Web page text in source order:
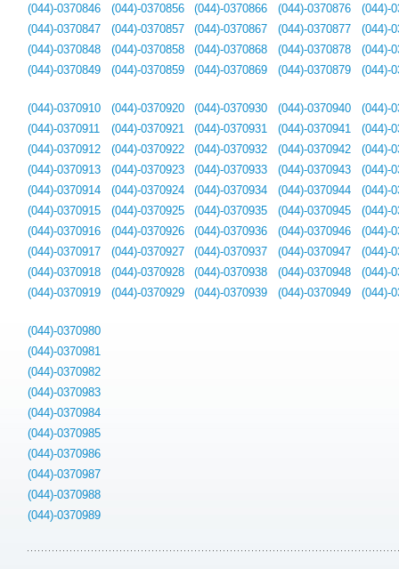
(044)-0370846
(044)-0370847
(044)-0370848
(044)-0370849
(044)-0370856
(044)-0370857
(044)-0370858
(044)-0370859
(044)-0370866
(044)-0370867
(044)-0370868
(044)-0370869
(044)-0370876
(044)-0370877
(044)-0370878
(044)-0370879
(044)-
(044)-
(044)-
(044)-
(044)-0370910
(044)-0370911
(044)-0370912
(044)-0370913
(044)-0370914
(044)-0370915
(044)-0370916
(044)-0370917
(044)-0370918
(044)-0370919
(044)-0370920
(044)-0370921
(044)-0370922
(044)-0370923
(044)-0370924
(044)-0370925
(044)-0370926
(044)-0370927
(044)-0370928
(044)-0370929
(044)-0370930
(044)-0370931
(044)-0370932
(044)-0370933
(044)-0370934
(044)-0370935
(044)-0370936
(044)-0370937
(044)-0370938
(044)-0370939
(044)-0370940
(044)-0370941
(044)-0370942
(044)-0370943
(044)-0370944
(044)-0370945
(044)-0370946
(044)-0370947
(044)-0370948
(044)-0370949
(044)-
(044)-
(044)-
(044)-
(044)-
(044)-
(044)-
(044)-
(044)-
(044)-
(044)-0370980
(044)-0370981
(044)-0370982
(044)-0370983
(044)-0370984
(044)-0370985
(044)-0370986
(044)-0370987
(044)-0370988
(044)-0370989